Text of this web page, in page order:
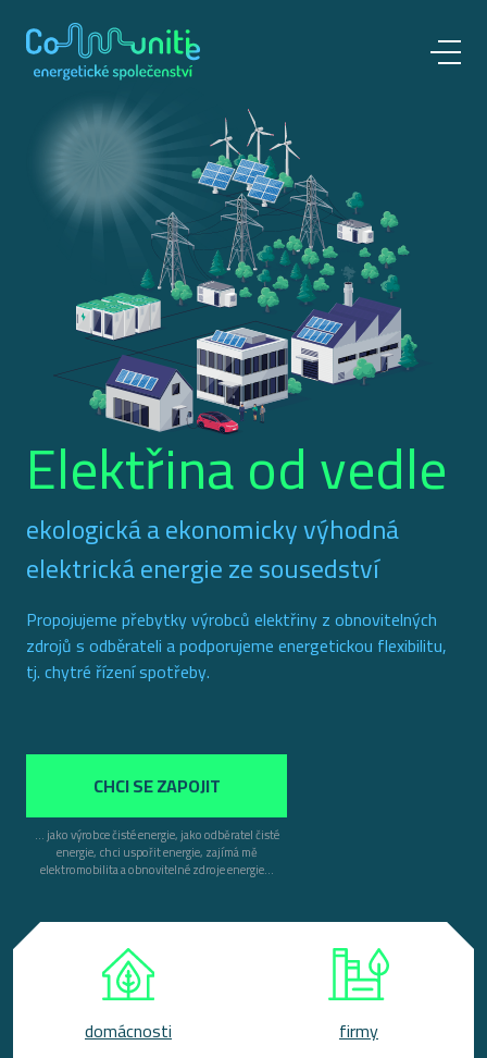
Elektřina od vedle
ekologická a ekonomicky výhodná
elektrická energie ze sousedství
Propojujeme přebytky výrobců elektřiny z obnovitelných
zdrojů s odběrateli a podporujeme energetickou flexibilitu,
tj. chytré řízení spotřeby.
CHCI SE ZAPOJIT
... jako výrobce čisté energie, jako odběratel čisté
energie, chci uspořit energie, zajímá mě
elektromobilita a obnovitelné zdroje energie...
domácnosti firmy